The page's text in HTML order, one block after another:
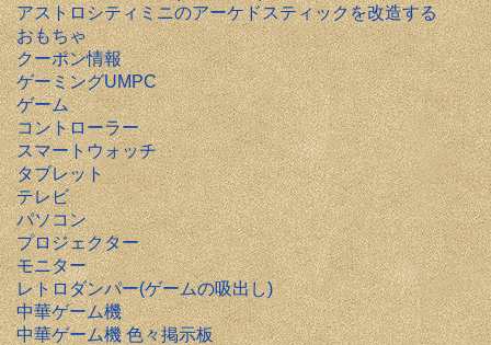
アストロシティミニのアーケドスティックを改造する
おもちゃ
クーポン情報
ゲーミングUMPC
ゲーム
コントローラー
スマートウォッチ
タブレット
テレビ
パソコン
プロジェクター
モニター
レトロダンパー(ゲームの吸出し)
中華ゲーム機
中華ゲーム機 色々掲示板